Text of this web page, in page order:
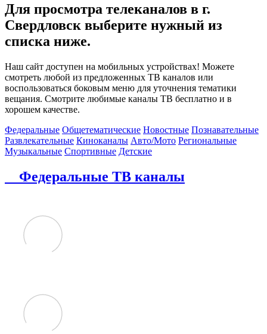
Для просмотра телеканалов в г.
Свердловск выберите нужный из
списка ниже.
Наш сайт доступен на мобильных устройствах! Можете
смотреть любой из предложенных ТВ каналов или
воспользоваться боковым меню для уточнения тематики
вещания. Смотрите любимые каналы ТВ бесплатно и в
хорошем качестве.
Федеральные Общетематические Новостные Познавательные
Развлекательные Киноканалы Авто/Мото Региональные
Музыкальные Спортивные Детские
Федеральные ТВ каналы